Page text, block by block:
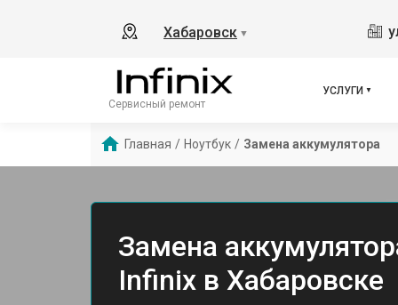
Хабаровск ▼
Сервисный ремонт
УСЛУГИ
Главная / Ноутбук / Замена аккумулятора
Замена
Infinix в Хабаровске